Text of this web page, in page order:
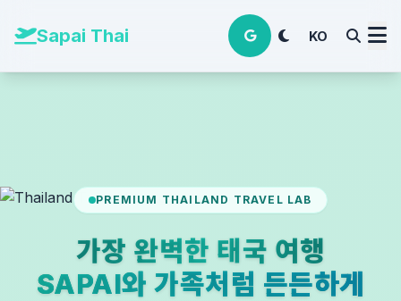
Sapai Thai KO
PREMIUM THAILAND TRAVEL LAB
가장 완벽한 태국 여행
SAPAI와 가족처럼 든든하게